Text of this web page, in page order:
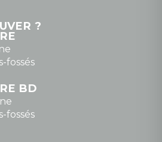
griffe-noire.com
?
fossés
BD
fossés